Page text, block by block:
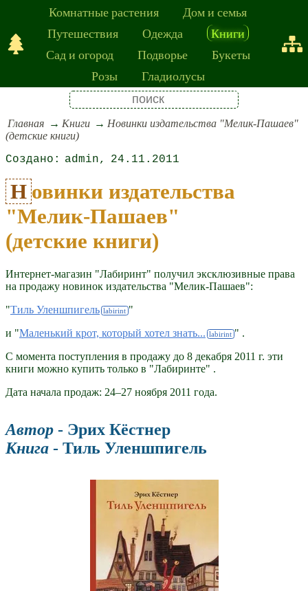
Комнатные растения
Дом и семья
Путешествия
Одежда
Книги
Сад и огород
Подворье
Букеты
Розы
Гладиолусы
Главная Книги
Новинки издательства "Мелик-Пашаев"
(детские книги)
admin 24.11.2011
Новинки издательства
"Мелик-Пашаев"
(детские книги)
Интернет-магазин "Лабиринт" получил эксклюзивные права
на продажу новинок издательства "Мелик-Пашаев":
"Тиль Уленшпигель
"
и "Маленький крот, который хотел знать...
" .
С момента поступления в продажу до 8 декабря 2011 г. эти
книги можно купить только в "Лабиринте" .
Дата начала продаж: 24–27 ноября 2011 года.
Автор - Эрих Кёстнер
Книга - Тиль Уленшпигель